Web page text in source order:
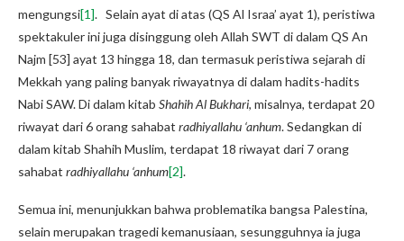
mengungsi[1]. Selain ayat di atas (QS Al Israa’ ayat 1), peristiwa
spektakuler ini juga disinggung oleh Allah SWT di dalam QS An
Najm [53] ayat 13 hingga 18, dan termasuk peristiwa sejarah di
Mekkah yang paling banyak riwayatnya di dalam hadits-hadits
Nabi SAW. Di dalam kitab Shahih Al Bukhari, misalnya, terdapat 20
riwayat dari 6 orang sahabat radhiyallahu ‘anhum. Sedangkan di
dalam kitab Shahih Muslim, terdapat 18 riwayat dari 7 orang
sahabat radhiyallahu ‘anhum[2].
Semua ini, menunjukkan bahwa problematika bangsa Palestina,
selain merupakan tragedi kemanusiaan, sesungguhnya ia juga